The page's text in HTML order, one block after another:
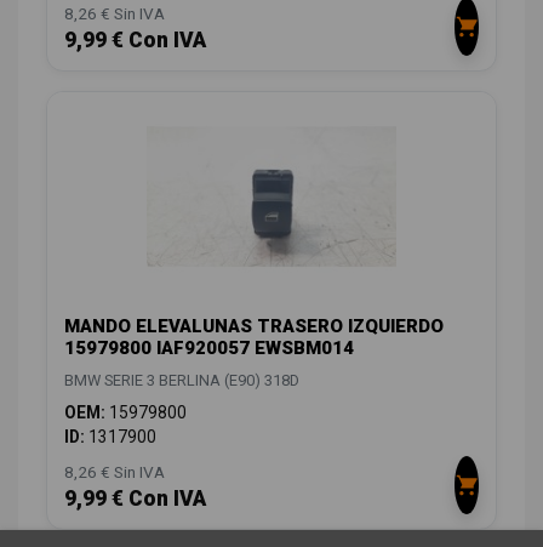
8,26 € Sin IVA
9,99 € Con IVA
MANDO ELEVALUNAS TRASERO IZQUIERDO
15979800 IAF920057 EWSBM014
BMW SERIE 3 BERLINA (E90) 318D
OEM: 15979800
ID: 1317900
8,26 € Sin IVA
9,99 € Con IVA